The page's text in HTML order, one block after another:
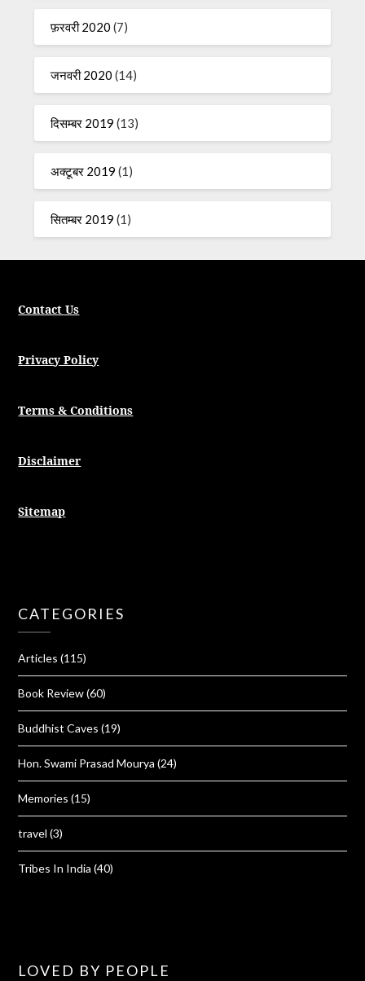
फ़रवरी 2020 (7)
जनवरी 2020 (14)
दिसम्बर 2019 (13)
अक्टूबर 2019 (1)
सितम्बर 2019 (1)
Contact Us
Privacy Policy
Terms & Conditions
Disclaimer
Sitemap
CATEGORIES
Articles (115)
Book Review(60)
Buddhist Caves (19)
Hon. Swami Prasad Mourya (24)
Memories (15)
travel (3)
Tribes In India (40)
LOVED BY PEOPLE